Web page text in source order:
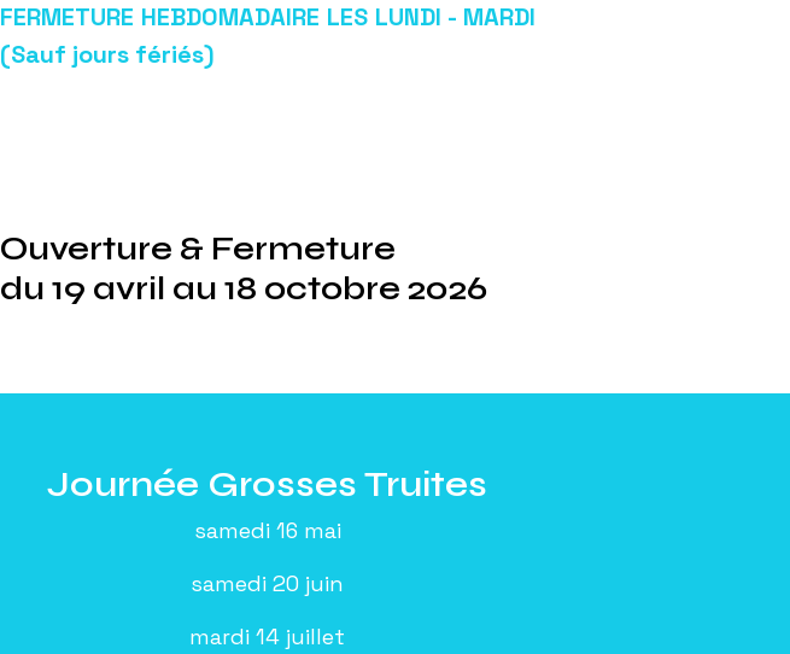
FERMETURE HEBDOMADAIRE LES LUNDI - MARDI
(Sauf jours fériés)
Ouverture & Fermeture
du 19 avril au 18 octobre 2026
Journée Grosses Truites
samedi 16 mai
samedi 20 juin
mardi 14 juillet